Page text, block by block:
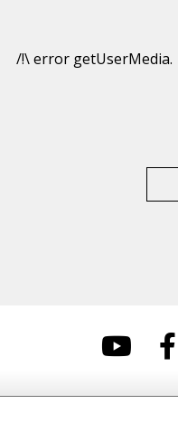
/!\ error getUserMedia.